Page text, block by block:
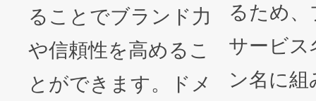
ることでブランド力
や信頼性を高めるこ
とができます。ドメ
るため
サービス
ン名に